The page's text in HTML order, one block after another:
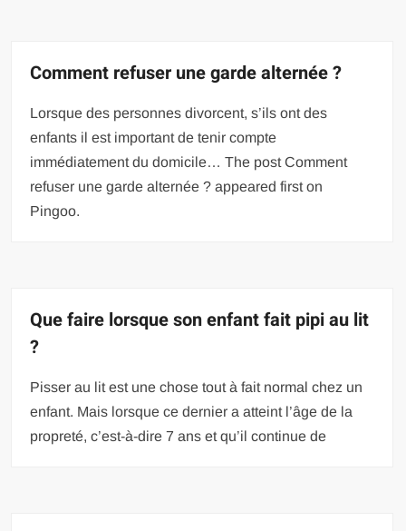
Comment refuser une garde alternée ?
Lorsque des personnes divorcent, s’ils ont des
enfants il est important de tenir compte
immédiatement du domicile… The post Comment
refuser une garde alternée ? appeared first on
Pingoo.
Que faire lorsque son enfant fait pipi au lit
?
Pisser au lit est une chose tout à fait normal chez un
enfant. Mais lorsque ce dernier a atteint l’âge de la
propreté, c’est-à-dire 7 ans et qu’il continue de